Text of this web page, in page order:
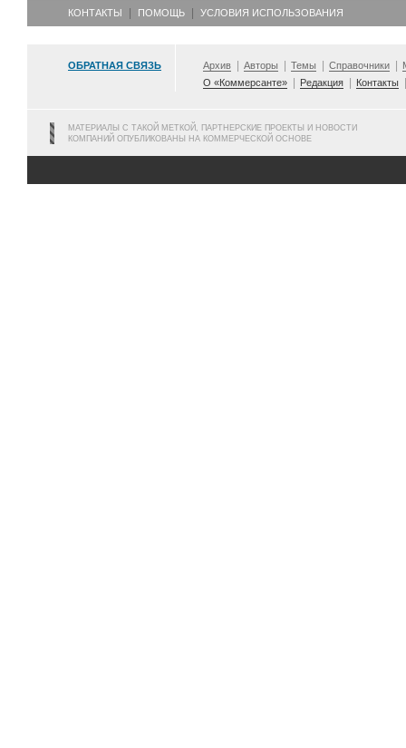
КОНТАКТЫ ПОМОЩЬ УСЛОВИЯ ИСПОЛЬЗОВАНИЯ
ОБРАТНАЯ СВЯЗЬ Архив Авторы Темы Справочники
О «Коммерсанте»
Редакция Контакты
МАТЕРИАЛЫ С ТАКОЙ МЕТКОЙ, ПАРТНЕРСКИЕ ПРОЕКТЫ И НОВОСТИ
КОМПАНИЙ ОПУБЛИКОВАНЫ НА КОММЕРЧЕСКОЙ ОСНОВЕ